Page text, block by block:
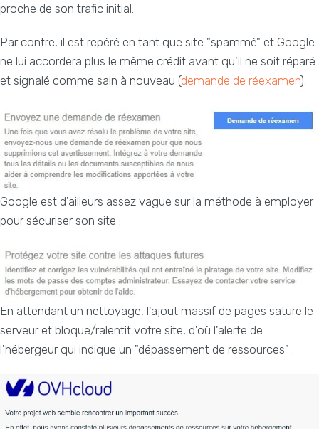
proche de son trafic initial.
Par contre, il est repéré en tant que site "spammé" et Google
ne lui accordera plus le même crédit avant qu'il ne soit réparé
et signalé comme sain à nouveau (demande de réexamen).
Google est d'ailleurs assez vague sur la méthode à employer
pour sécuriser son site :
En attendant un nettoyage, l'ajout massif de pages sature le
serveur et bloque/ralentit votre site, d'où l'alerte de
l'hébergeur qui indique un "dépassement de ressources" :